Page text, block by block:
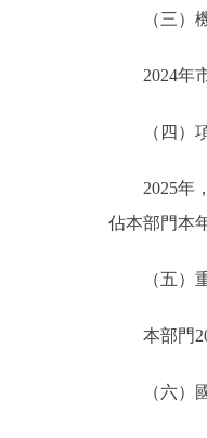
（三）機
2024年市
（四）項
2025年，
佔本部門本
（五）重
本部門
（六）國